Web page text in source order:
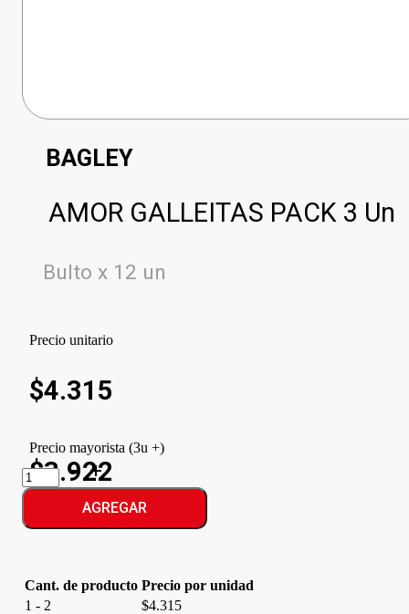
BAGLEY
AMOR GALLEITAS PACK 3 Un
Bulto x 12 un
Precio unitario
$4.315
Precio mayorista (3u +)
$3.922
AMOR
GALLEITAS
PACK
AGREGAR
Cant. de producto Precio por unidad
1 - 2
$4.315